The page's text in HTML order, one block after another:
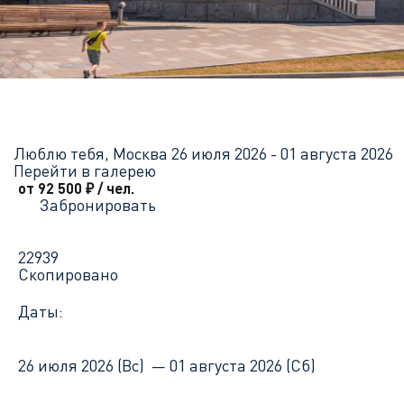
Люблю тебя, Москва 26 июля 2026 - 01 августа 2026
Перейти в галерею
от 92 500 ₽/ чел.
Забронировать
22939
Скопировано
Даты:
26 июля 2026 (Вс) — 01 августа 2026 (Сб)